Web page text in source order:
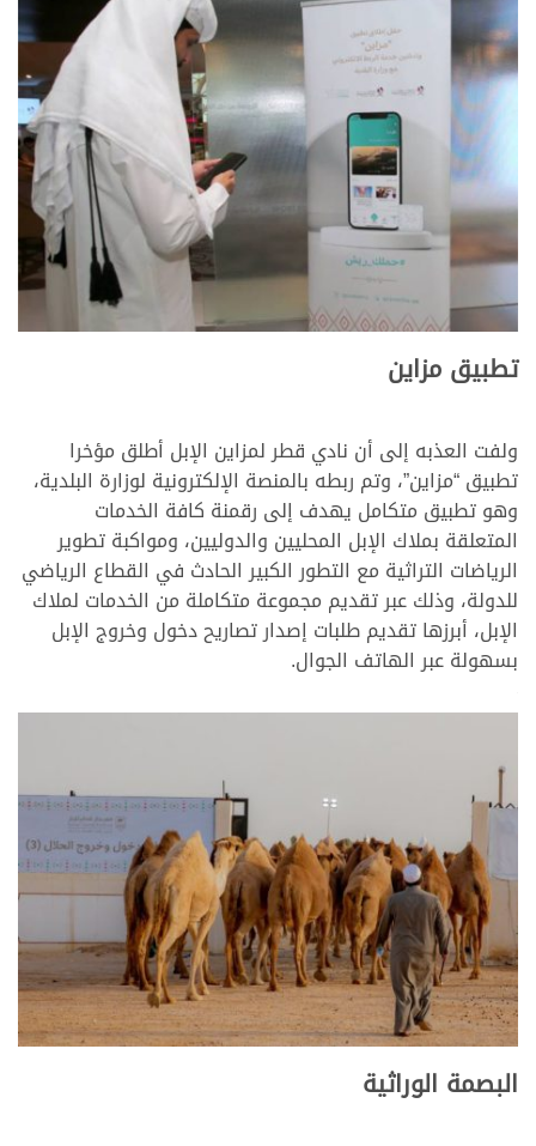
تطبيق مزاين
ولفت العذبه إلى أن نادي قطر لمزاين الإبل أطلق مؤخرا
تطبيق “مزاين”، وتم ربطه بالمنصة الإلكترونية لوزارة البلدية،
وهو تطبيق متكامل يهدف إلى رقمنة كافة الخدمات
المتعلقة بملاك الإبل المحليين والدوليين، ومواكبة تطوير
الرياضات التراثية مع التطور الكبير الحادث في القطاع الرياضي
للدولة، وذلك عبر تقديم مجموعة متكاملة من الخدمات لملاك
الإبل، أبرزها تقديم طلبات إصدار تصاريح دخول وخروج الإبل
بسهولة عبر الهاتف الجوال.
البصمة الوراثية